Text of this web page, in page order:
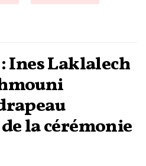
: Ines Laklalech
la cérémonie